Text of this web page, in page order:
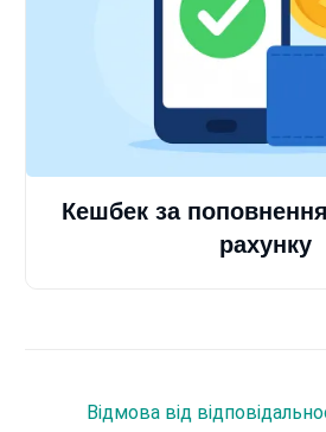
Кешбек за
рахунку
Відмова від